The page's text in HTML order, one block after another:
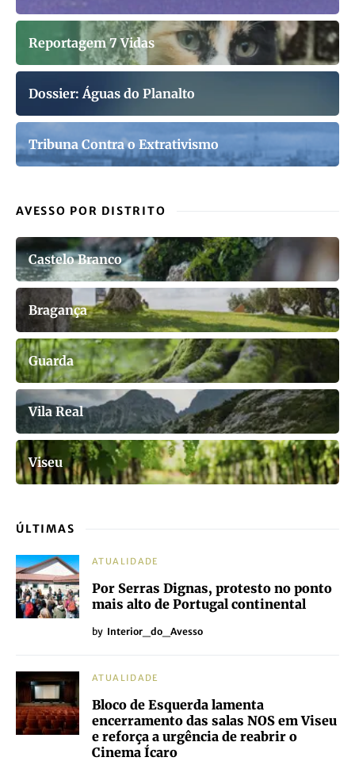
Reportagem 7 Vidas
Dossier: Águas do Planalto
Tribuna Contra o Extrativismo
AVESSO POR DISTRITO
Castelo Branco
Bragança
Guarda
Vila Real
Viseu
ÚLTIMAS
ATUALIDADE
Por Serras Dignas, protesto no ponto
mais alto de Portugal continental
by Interior_do_Avesso
ATUALIDADE
Bloco de Esquerda lamenta
encerramento das salas NOS em Viseu
e reforça a urgência de reabrir o
Cinema Ícaro